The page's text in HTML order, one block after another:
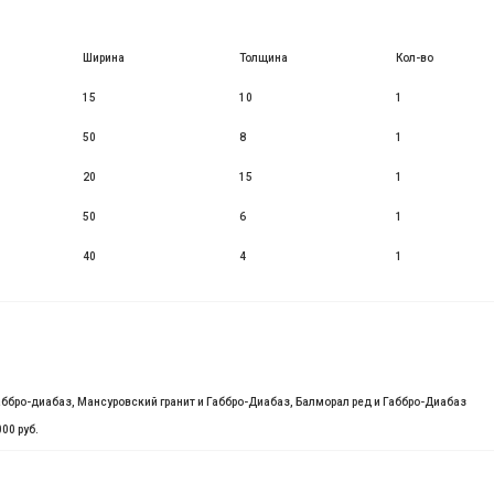
Ширина Толщина Кол-во
15 10 1
50 8 1
20 15 1
50 6 1
40 4 1
диабаз, Мансуровский гранит и Габбро-Диабаз, Балморал ред и Габбро-Диабаз
руб.